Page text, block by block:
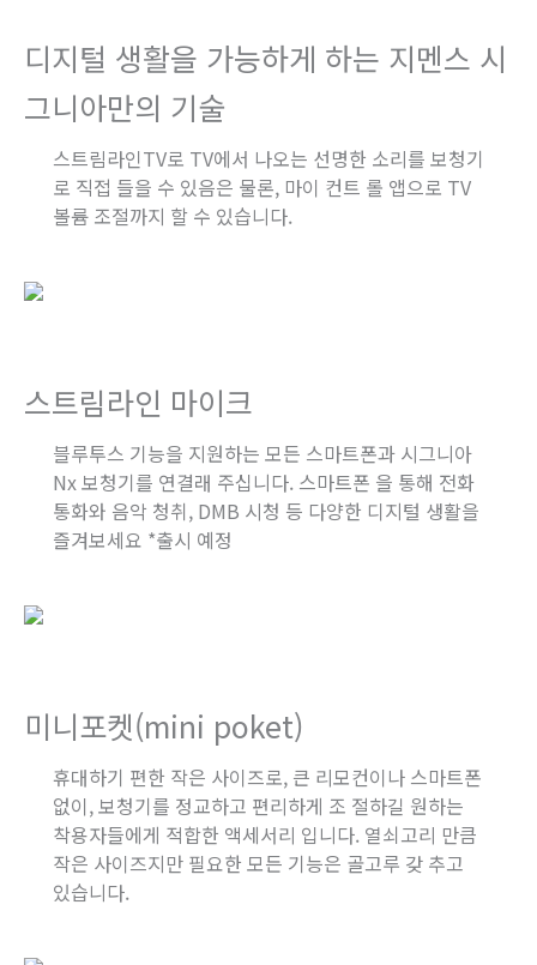
디지털 생활을 가능하게 하는 지멘스 시
그니아만의 기술
스트림라인TV로 TV에서 나오는 선명한 소리를 보청기
로 직접 들을 수 있음은 물론, 마이 컨트 롤 앱으로 TV
볼륨 조절까지 할 수 있습니다.
스트림라인 마이크
블루투스 기능을 지원하는 모든 스마트폰과 시그니아
Nx 보청기를 연결래 주십니다. 스마트폰 을 통해 전화
통화와 음악 청취, DMB 시청 등 다양한 디지털 생활을
즐겨보세요 *출시 예정
미니포켓(mini poket)
휴대하기 편한 작은 사이즈로, 큰 리모컨이나 스마트폰
없이, 보청기를 정교하고 편리하게 조 절하길 원하는
착용자들에게 적합한 액세서리 입니다. 열쇠고리 만큼
작은 사이즈지만 필요한 모든 기능은 골고루 갖 추고
있습니다.